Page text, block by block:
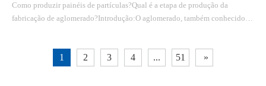
Como produzir painéis de partículas?Qual é a etapa de produção da
fabricação de aglomerado?Introdução:O aglomerado, também conhecido
madeira e adesivo juntos
1 2 3 4 ... 51 »